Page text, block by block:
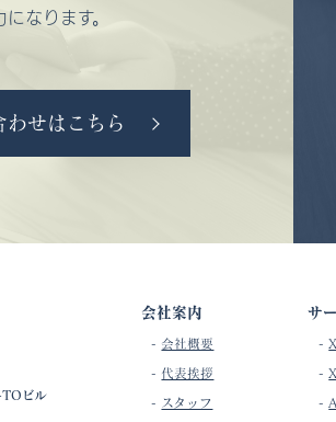
なります。
わせはこちら
ビル
会社案内
- 会社概要
- 代表挨拶
- スタッフ
サ
-
-
-